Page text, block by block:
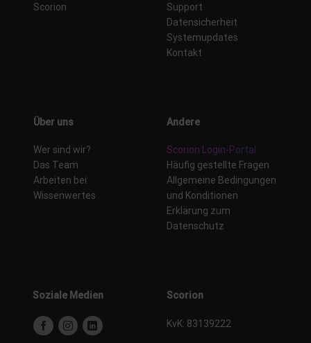
Scorion
Support
Datensicherheit
Systemupdates
Kontakt
Über uns
Wer sind wir?
Das Team
Arbeiten bei
Wissenwertes
Andere
Scorion Login-Portal
Häufig gestellte Fragen
Allgemeine Bedingungen
und Konditionen
Erklärung zum
Datenschutz
Soziale Medien Scorion
KvK: 83139222